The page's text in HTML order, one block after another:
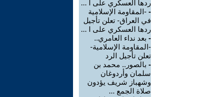
ردها العسكري على ا ...
- -المقاومة الإسلامية
في العراق- تعلن تأجيل
ردها العسكري على ا ...
- بعد نداء العامري..
-المقاومة الإسلامية-
تعلن تأجيل الرد
- بالصور.. محمد بن
سلمان وأردوغان
وشهباز شريف يؤدون
صلاة الجمع ...